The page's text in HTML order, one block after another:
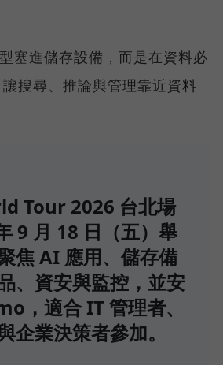
塞進儲存設備，而是在資料必
搜尋、推論與管理靠近資料
Tour 2026 台北場
9 月 18 日（五）舉
焦 AI 應用、儲存備
、資安與監控，並安
，適合 IT 管理者、
企業決策者參加。